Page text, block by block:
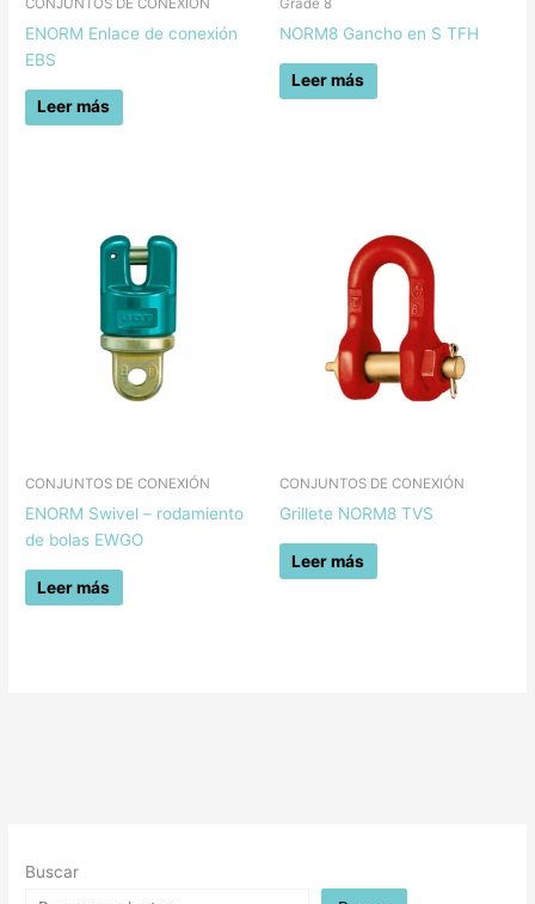
Buscar
CONJUNTOS DE CONEXIÓN
ENORM Enlace de conexión
EBS
Leer más
Grade 8
NORM8 Gancho en S TFH
Leer más
CONJUNTOS DE CONEXIÓN
ENORM Swivel – rodamiento
de bolas EWGO
Leer más
CONJUNTOS DE CONEXIÓN
Grillete NORM8 TVS
Leer más